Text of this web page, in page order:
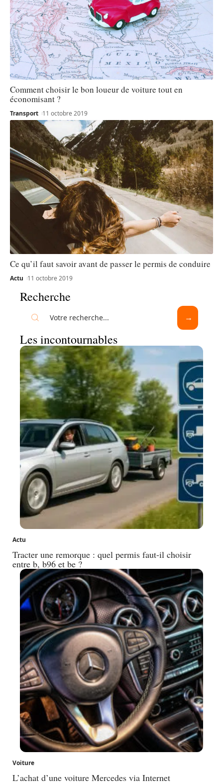
Comment choisir le bon loueur de voiture tout en
économisant ?
Transport 11 octobre 2019
Ce qu’il faut savoir avant de passer le permis de conduire
Actu 11 octobre 2019
Recherche
Les incontournables
Actu
Tracter une remorque : quel permis faut-il choisir
entre b, b96 et be ?
Voiture
L’achat d’une voiture Mercedes via Internet